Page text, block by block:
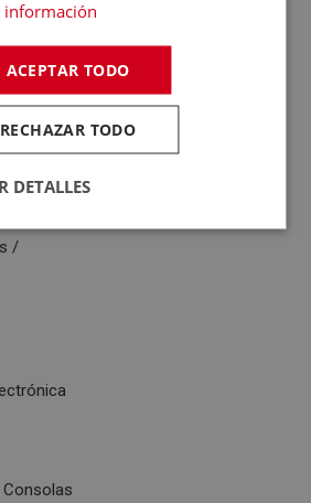
/
información
ACEPTAR TODO
RECHAZAR TODO
DETALLES